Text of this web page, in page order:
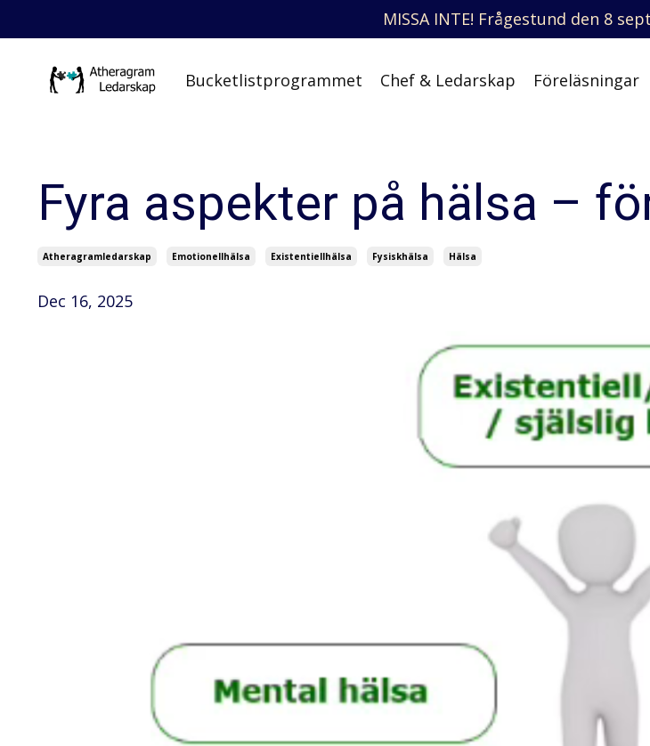
MISSA INTE! Frågestund den 8
Bucketlistprogrammet Chef & Ledarskap Föreläsningar
Fyra aspekter på hälsa –
Atheragramledarskap Emotionellhälsa Existentiellhälsa Fysiskhälsa Hälsa
Dec 16, 2025